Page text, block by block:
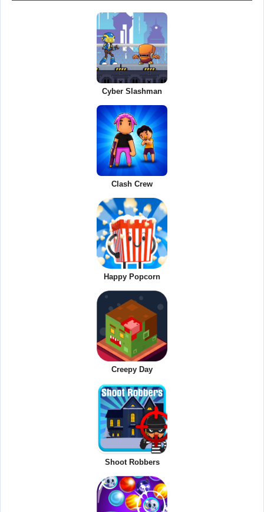
Cyber Slashman
Clash Crew
Happy Popcorn
Creepy Day
Shoot Robbers